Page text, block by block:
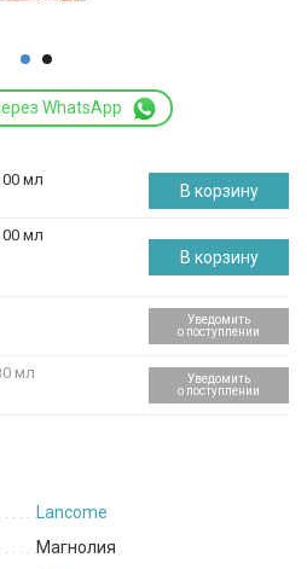
WhatsApp
мл
В корзину
мл
В корзину
Уведомить
о поступлении
мл
Уведомить
о поступлении
Lancome
Магнолия